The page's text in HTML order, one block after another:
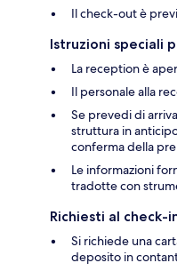
Il check-out è
Istruzioni speciali
La reception è
Il personale alla
Se prevedi di
struttura in
conferma della
Le informazioni
tradotte con
Richiesti al check-
Si richiede una
deposito in